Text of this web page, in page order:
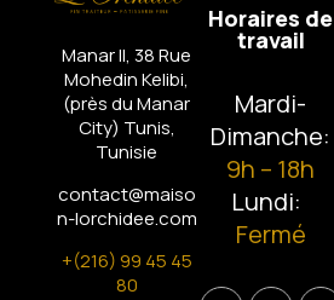
Manar II, 38 Rue
Mohedin Kelibi,
(près du Manar
City) Tunis,
Tunisie
contact@maiso
n-lorchidee.com
+(216) 99 45 45
80
Horaires de
travail
Mardi-
Dimanche:
9h – 18h
Lundi:
Fermé